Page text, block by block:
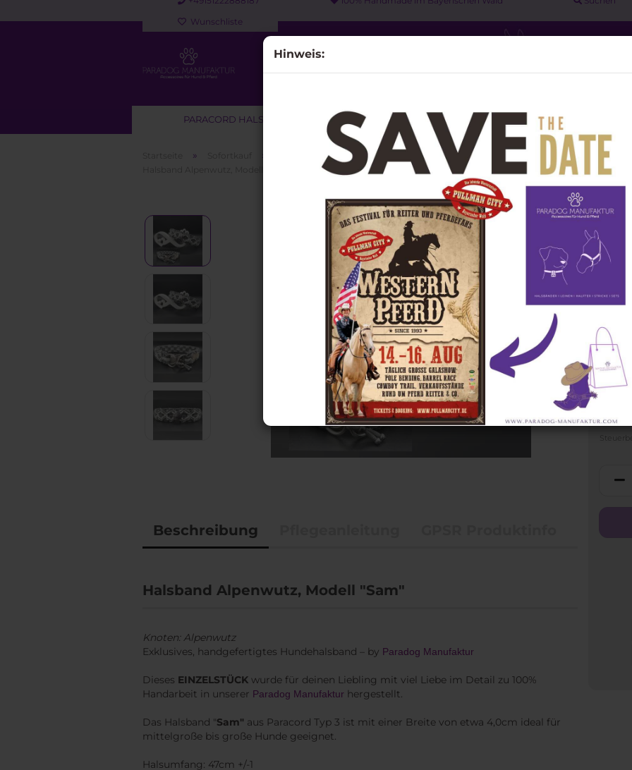
Hinweis:
Wunschliste
PARACORD HALSBAND PARACORD LEINEN UNSERE PARTNER
WEITERE
Hunde
Paracord Halsband & Leinen
Set
Paracord Leinen &
Retrieverleinen
BioThane® Leinen,
Halsbänder & Co.
Pferde - Halfter & Stricke
anzeigen
Knotenhalfter & Lead Rope
Knotenhalfter DELUXE
Schmuckhalfter -
Pferdehalfter - Stallhalfter
Führsticke
Zügel
Halsringe
DIY Material anzeigen
Beads / Schieber / Perlen /
Concho / Mandala
» » Paracord Halsbänder für Hunde »
Art.Nr.:
Beschreibung
Halsband Alpenwutz, Modell "Sam"
Knoten: Alpenwutz
Exklusives, handgefertigtes Hundehalsband – by Paradog Manufaktur
Dieses EINZELSTÜCK wurde für deinen Liebling mit viel Liebe im Detail zu 100%
Handarbeit in unserer Paradog Manufaktur hergestellt.
Das Halsband "Sam" aus Paracord Typ 3 ist mit einer Breite von etwa 4,0cm ideal für
mittelgroße bis große Hunde geeignet.
Halsumfang: 47cm +/-1